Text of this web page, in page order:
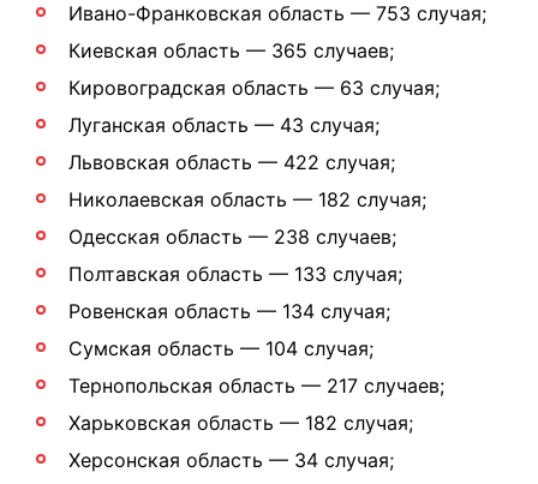
Ивано-Франковская область — 753 случая;
Киевская область — 365 случаев;
Кировоградская область — 63 случая;
Луганская область — 43 случая;
Львовская область — 422 случая;
Николаевская область — 182 случая;
Одесская область — 238 случаев;
Полтавская область — 133 случая;
Ровенская область — 134 случая;
Сумская область — 104 случая;
Тернопольская область — 217 случаев;
Харьковская область — 182 случая;
Херсонская область — 34 случая;